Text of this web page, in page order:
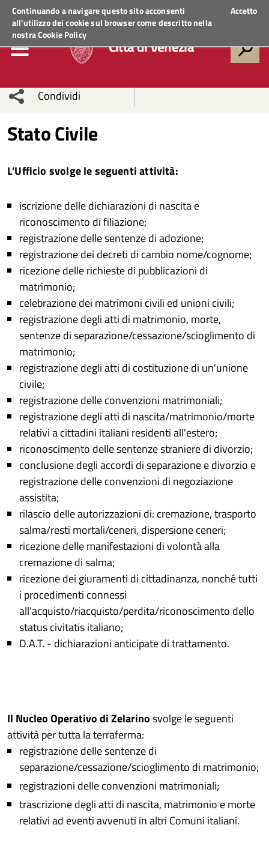
Continuando a navigare questo sito acconsenti
all'utilizzo dei cookie sul browser come descritto nella
nostraCookie Policy
Accetto
Regione VenetoACCEDI AI SERVIZI
Città di Venezia
Condividi
network
Condividi
Facebook
su
Twitter
Condividi
su
Facebook
Condividi
su
Whatsapp
Stato Civile
L'Ufficio svolge le seguenti attività:
iscrizione delle dichiarazioni di nascita e
riconoscimento di filiazione;
registrazione delle sentenze di adozione;
registrazione dei decreti di cambio nome/cognome;
ricezione delle richieste di pubblicazioni di
matrimonio;
celebrazione dei matrimoni civili ed unioni civili;
registrazione degli atti di matrimonio, morte,
sentenze di separazione/cessazione/scioglimento di
matrimonio;
registrazione degli atti di costituzione di un'unione
civile;
registrazione delle convenzioni matrimoniali;
registrazione degli atti di nascita/matrimonio/morte
relativi a cittadini italiani residenti all'estero;
riconoscimento delle sentenze straniere di divorzio;
conclusione degli accordi di separazione e divorzio e
registrazione delle convenzioni di negoziazione
assistita;
rilascio delle autorizzazioni di: cremazione, trasporto
salma/resti mortali/ceneri, dispersione ceneri;
ricezione delle manifestazioni di volontà alla
cremazione di salma;
ricezione dei giuramenti di cittadinanza, nonché tutti
i procedimenti connessi
all'acquisto/riacquisto/perdita/riconoscimento dello
status civitatis italiano;
D.A.T. - dichiarazioni anticipate di trattamento.
Il Nucleo Operativo di Zelarinosvolge le seguenti
attività per tutta la terraferma:
registrazione delle sentenze di
separazione/cessazione/scioglimento di matrimonio;
registrazioni delle convenzioni matrimoniali;
trascrizione degli atti di nascita, matrimonio e morte
relativi ad eventi avvenuti in altri Comuni italiani.